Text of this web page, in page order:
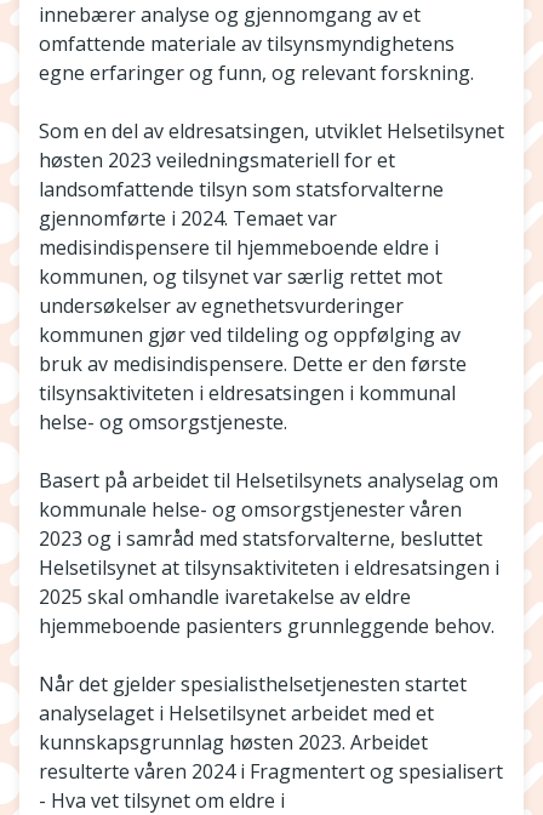
innebærer analyse og gjennomgang av et
omfattende materiale av tilsynsmyndighetens
egne erfaringer og funn, og relevant forskning.
Som en del av eldresatsingen, utviklet Helsetilsynet
høsten 2023 veiledningsmateriell for et
landsomfattende tilsyn som statsforvalterne
gjennomførte i 2024. Temaet var
medisindispensere til hjemmeboende eldre i
kommunen, og tilsynet var særlig rettet mot
undersøkelser av egnethetsvurderinger
kommunen gjør ved tildeling og oppfølging av
bruk av medisindispensere. Dette er den første
tilsynsaktiviteten i eldresatsingen i kommunal
helse- og omsorgstjeneste.
Basert på arbeidet til Helsetilsynets analyselag om
kommunale helse- og omsorgstjenester våren
2023 og i samråd med statsforvalterne, besluttet
Helsetilsynet at tilsynsaktiviteten i eldresatsingen i
2025 skal omhandle ivaretakelse av eldre
hjemmeboende pasienters grunnleggende behov.
Når det gjelder spesialisthelsetjenesten startet
analyselaget i Helsetilsynet arbeidet med et
kunnskapsgrunnlag høsten 2023. Arbeidet
resulterte våren 2024 i Fragmentert og spesialisert
- Hva vet tilsynet om eldre i